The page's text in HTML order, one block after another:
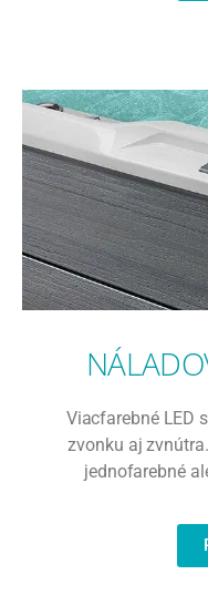
Viacfarebné LED
zvonku aj
jednofarebné